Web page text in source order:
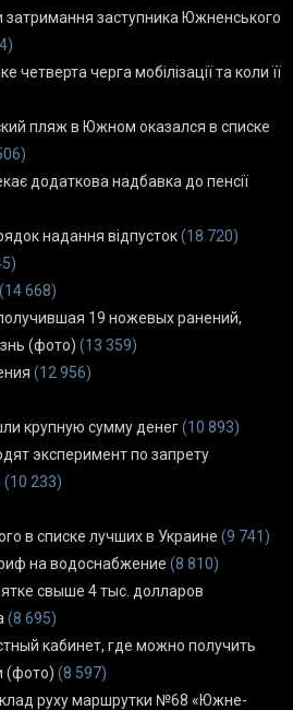
заступника Южненського
четверта черга мобілізації та коли її
пляж в Южном оказался в списке
додаткова надбавка до пенсії
надання відпусток(18 720)
(14 668)
19 ножевых ранений,
(фото) (13 359)
(12 956)
крупную сумму денег(10 893)
эксперимент по запрету
(10 233)
в списке лучших в Украине (9 741)
на водоснабжение (8 810)
свыше 4 тыс. долларов
(8 695)
кабинет, где можно получить
(фото) (8 597)
руху маршрутки №68 «Южне-